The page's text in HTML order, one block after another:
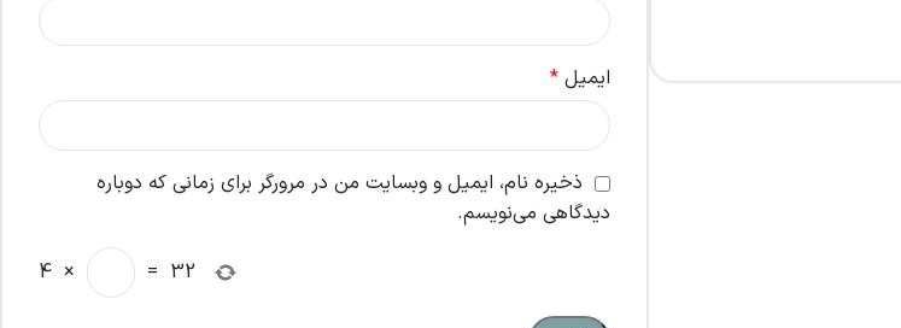
ایمیل*
ذخیره نام، ایمیل و وبسایت من در مرورگر برای زمانی که دوباره
دیدگاهی می‌نویسم.
4 × = 32